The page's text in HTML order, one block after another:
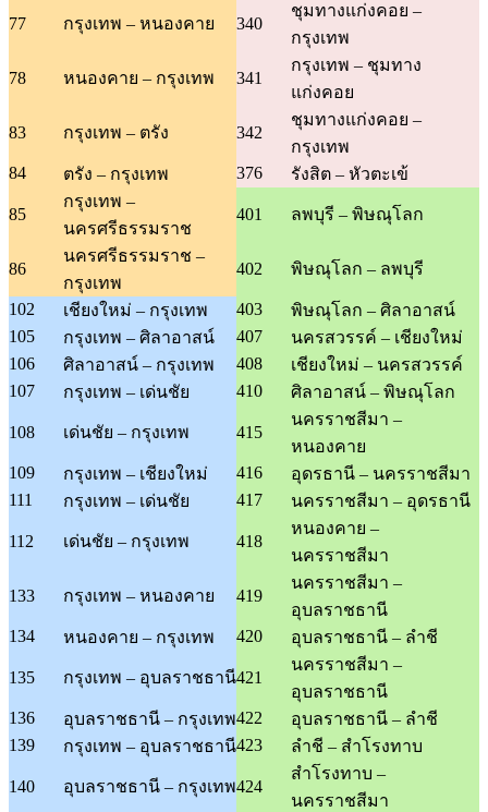
77 กรุงเทพ – หนองคาย 340
ชุมทางแก่งคอย –
กรุงเทพ
78 หนองคาย – กรุงเทพ 341
กรุงเทพ – ชุมทาง
แก่งคอย
83 กรุงเทพ – ตรัง 342
ชุมทางแก่งคอย –
กรุงเทพ
84
ตรัง – กรุงเทพ 376 รังสิต – หัวตะเข้
85
กรุงเทพ –
นครศรีธรรมราช
401 ลพบุรี – พิษณุโลก
86
นครศรีธรรมราช –
กรุงเทพ
402 พิษณุโลก – ลพบุรี
102 เชียงใหม่ – กรุงเทพ 403
พิษณุโลก – ศิลาอาสน์
105
กรุงเทพ – ศิลาอาสน์ 407
นครสวรรค์ – เชียงใหม่
106
ศิลาอาสน์ – กรุงเทพ 408
เชียงใหม่ – นครสวรรค์
107
กรุงเทพ – เด่นชัย 410 ศิลาอาสน์ – พิษณุโลก
108 เด่นชัย – กรุงเทพ 415
นครราชสีมา –
หนองคาย
109
กรุงเทพ – เชียงใหม่ 416
อุดรธานี – นครราชสีมา
111
กรุงเทพ – เด่นชัย 417 นครราชสีมา – อุดรธานี
112 เด่นชัย – กรุงเทพ 418
หนองคาย –
นครราชสีมา
133 กรุงเทพ – หนองคาย 419
นครราชสีมา –
อุบลราชธานี
134
หนองคาย – กรุงเทพ 420 อุบลราชธานี – ลำชี
135 กรุงเทพ – อุบลราชธานี421
นครราชสีมา –
อุบลราชธานี
136
อุบลราชธานี – กรุงเทพ422
อุบลราชธานี – ลำชี
139
กรุงเทพ – อุบลราชธานี423 ลำชี – สำโรงทาบ
140 อุบลราชธานี – กรุงเทพ424
สำโรงทาบ –
นครราชสีมา